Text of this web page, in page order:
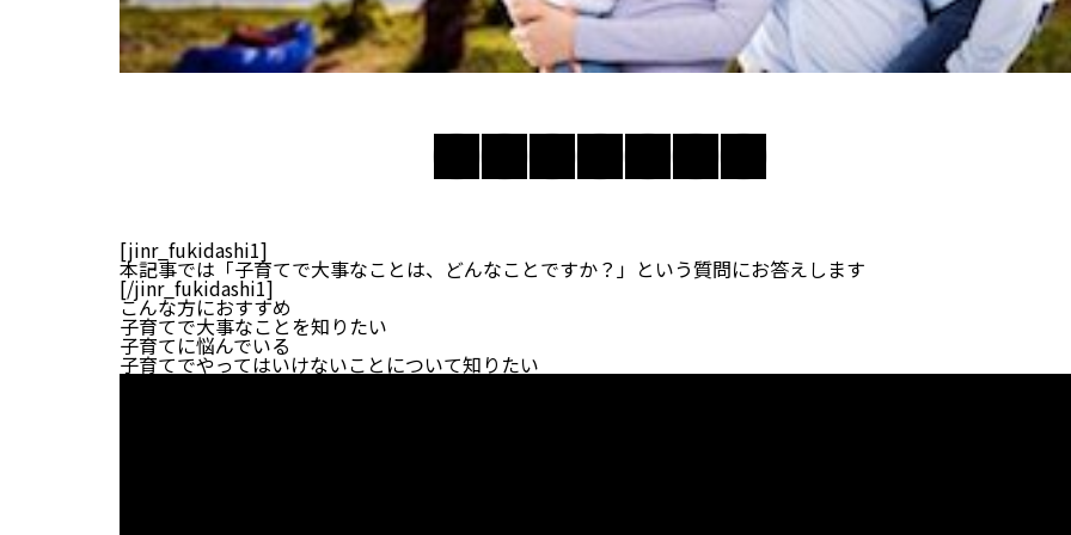
[jinr_fukidashi1]
本記事では「子育てで大事なことは、どんなことですか？」という質問にお答えします
[/jinr_fukidashi1]
こんな方におすすめ
子育てで大事なことを知りたい
子育てに悩んでいる
子育てでやってはいけないことについて知りたい